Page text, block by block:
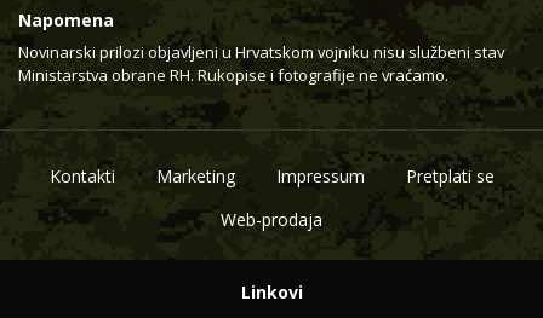
Napomena
Novinarski prilozi objavljeni u Hrvatskom vojniku nisu službeni stav
Ministarstva obrane RH. Rukopise i fotografije ne vraćamo.
Kontakti Marketing Impressum
Pretplati se
Web-prodaja
Linkovi